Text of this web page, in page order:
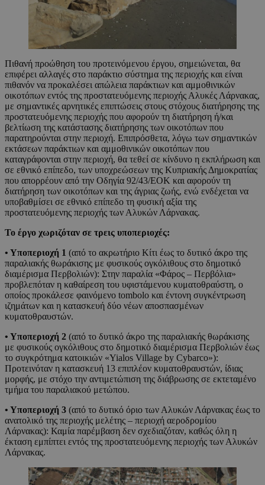
Πιθανή προώθηση του προτεινόμενου έργου, σημειώνεται, θα
επιφέρει αλλαγές στο παράκτιο σύστημα της περιοχής και είναι
πιθανόν να προκαλέσει απώλεια παράκτιων και αμμοθινικών
οικοτόπων εντός της προστατευόμενης περιοχής Αλυκές Λάρνακας,
με σημαντικές αρνητικές επιπτώσεις στους στόχους διατήρησης της
προστατευόμενης περιοχής που αφορούν τη διατήρηση ή/και
βελτίωση της κατάστασης διατήρησης των οικοτόπων που
παρατηρούνται στην περιοχή. Επιπρόσθετα, λόγω των σημαντικών
εκτάσεων παράκτιων και αμμοθινικών οικοτόπων που
καταγράφονται στην περιοχή, θα τεθεί σε κίνδυνο η εκπλήρωση και
σε εθνικό επίπεδο, των υποχρεώσεων της Κυπριακής Δημοκρατίας
που απορρέουν από την Οδηγία 92/43/ΕΟΚ και αφορούν τη
διατήρηση των οικοτόπων και της άγριας ζωής, ενώ ενδέχεται να
υποβαθμίσει σε εθνικό επίπεδο τη φυσική αξία της
προστατευόμενης περιοχής των Αλυκών Λάρνακας.
Το έργο χωριζόταν σε τρεις υποπεριοχές:
• Υποπεριοχή 1 (από το ακρωτήριο Κίτι έως το δυτικό άκρο της
παραλιακής θωράκισης με φυσικούς ογκόλιθους στο δημοτικό
διαμέρισμα Περβολιών): Στην παραλία «Φάρος – Περβόλια»
προβλεπόταν η καθαίρεση του υφιστάμενου κυματοθραύστη, ο
οποίος προκάλεσε φαινόμενο tombolo και έντονη συγκέντρωση
ιζημάτων και η κατασκευή δύο νέων αποσπασμένων
κυματοθραυστών.
• Υποπεριοχή 2 (από το δυτικό άκρο της παραλιακής θωράκισης
με φυσικούς ογκόλιθους στο δημοτικό διαμέρισμα Περβολιών έως
το συγκρότημα κατοικιών «Yialos Village by Cybarco»):
Προτεινόταν η κατασκευή 13 επιπλέον κυματοθραυστών, ίδιας
μορφής, με στόχο την αντιμετώπιση της διάβρωσης σε εκτεταμένο
τμήμα του παραλιακού μετώπου.
• Υποπεριοχή 3 (από το δυτικό όριο των Αλυκών Λάρνακας έως το
ανατολικό της περιοχής μελέτης – περιοχή αεροδρομίου
Λάρνακας): Καμία παρέμβαση δεν σχεδιαζόταν, καθώς όλη η
έκταση εμπίπτει εντός της προστατευόμενης περιοχής των Αλυκών
Λάρνακας.